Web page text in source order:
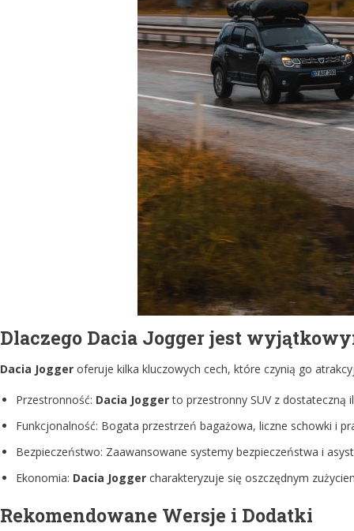
Dlaczego Dacia Jogger jest
Dacia Jogger oferuje kilka kluczowych cech, które czynią go
Przestronność: Dacia Joggerto przestronny SUV z dostateczną
Funkcjonalność: Bogata przestrzeń bagażowa, liczne schowki i
Bezpieczeństwo: Zaawansowane systemy bezpieczeństwa i
Ekonomia: Dacia Jogger charakteryzuje się oszczędnym
Rekomendowane Wersje i Dodatki